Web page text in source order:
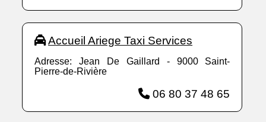
Accueil Ariege Taxi Services
Adresse: Jean De Gaillard - 9000 Saint-
Pierre-de-Rivière
06 80 37 48 65